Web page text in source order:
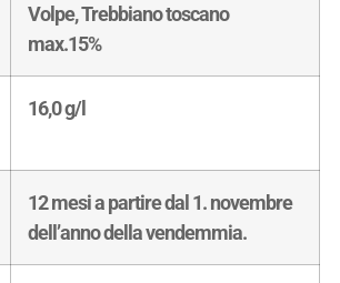
Volpe, Trebbiano toscano
max.15%
16,0 g/l
12 mesi a partire dal 1. novembre
dell’anno della vendemmia.